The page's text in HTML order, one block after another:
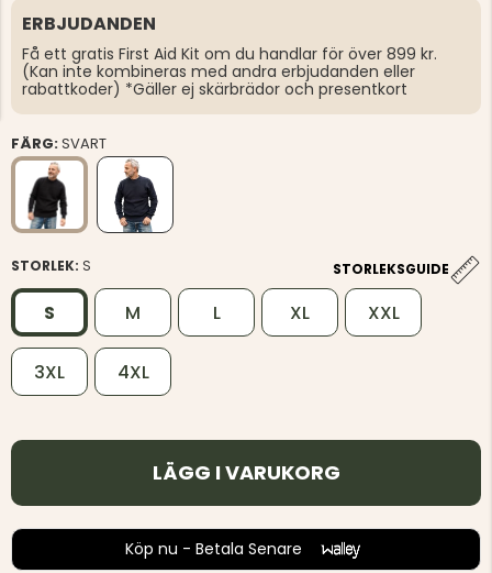
ERBJUDANDEN
Få ett gratis First Aid Kit om du handlar för över 899 kr.
(Kan inte kombineras med andra erbjudanden eller
rabattkoder) *Gäller ej skärbrädor och presentkort
FÄRG:SVART
STORLEK: S STORLEKSGUIDE
S M L XL XXL
3XL 4XL
LÄGG I VARUKORG
Köp nu - Betala Senare